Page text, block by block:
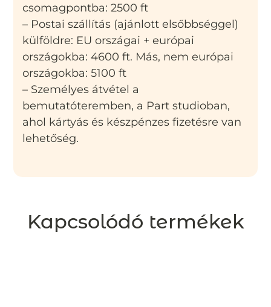
csomagpontba: 2500 ft
– Postai szállítás (ajánlott elsőbbséggel)
külföldre: EU országai + európai
országokba: 4600 ft. Más, nem európai
országokba: 5100 ft
– Személyes átvétel a
bemutatóteremben, a Part studioban,
ahol kártyás és készpénzes fizetésre van
lehetőség.
Kapcsolódó termékek